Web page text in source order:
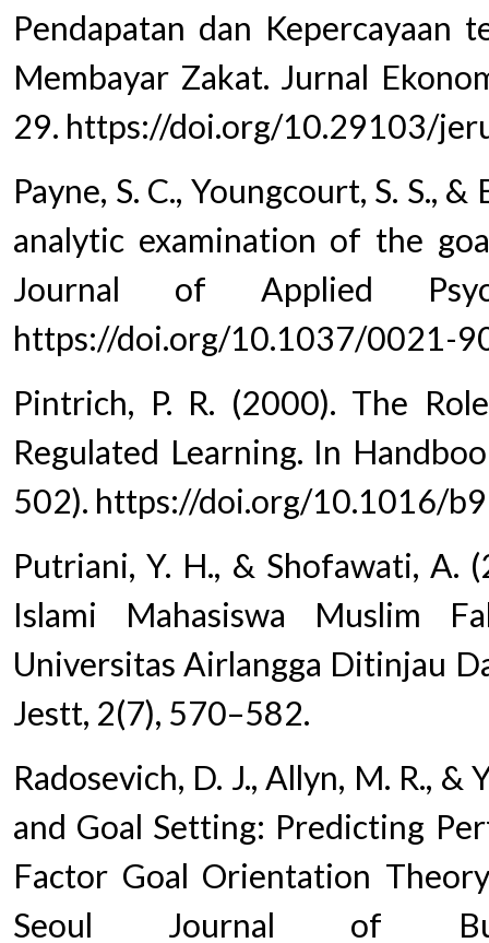
Pendapatan dan Kepercayaan
Membayar Zakat. Jurnal
29. https://doi.org/10.29103/
Payne, S. C., Youngcourt, S. S.,
analytic examination of the
Journal of Applied
https://doi.org/10.1037/0021-
Pintrich, P. R. (2000). The
Regulated Learning. In
502). https://doi.org/10.1016/
Putriani, Y. H., & Shofawati, A.
Islami Mahasiswa Muslim
Universitas Airlangga Ditinjau
Jestt, 2(7), 570–582.
Radosevich, D. J., Allyn, M. R.,
and Goal Setting: Predicting
Factor Goal Orientation
Seoul Journal of